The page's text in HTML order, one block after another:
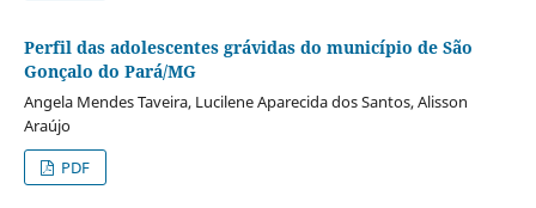
Perfil das adolescentes grávidas do município de São
Gonçalo do Pará/MG
Angela Mendes Taveira, Lucilene Aparecida dos Santos, Alisson
Araújo
PDF